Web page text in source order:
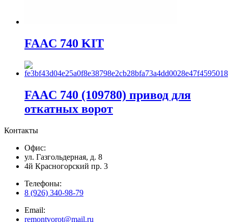
FAAC 740 KIT
FAAC 740 (109780) привод для
откатных ворот
Контакты
Офис:
ул. Газгольдерная, д. 8
4й Красногорский пр. 3
Телефоны:
8 (926) 340-98-79
Email:
remontvorot@mail.ru